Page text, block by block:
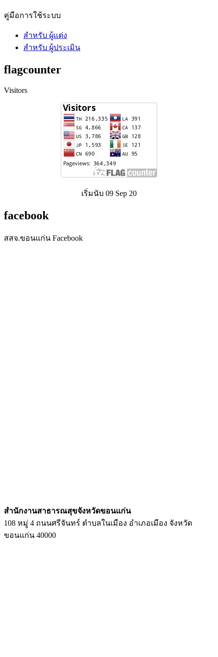
คู่มือการใช้ระบบ
สำหรับ ผู้แต่ง
สำหรับ ผู้ประเมิน
flagcounter
Visitors
เริ่มนับ 09 Sep 20
facebook
สสจ.ขอนแก่น Facebook
สํานักงานสาธารณสุขจังหวัดขอนแก่น
108 หมู่ 4 ถนนศรีจันทร์ ตำบลในเมือง อำเภอเมือง จังหวัด
ขอนแก่น 40000